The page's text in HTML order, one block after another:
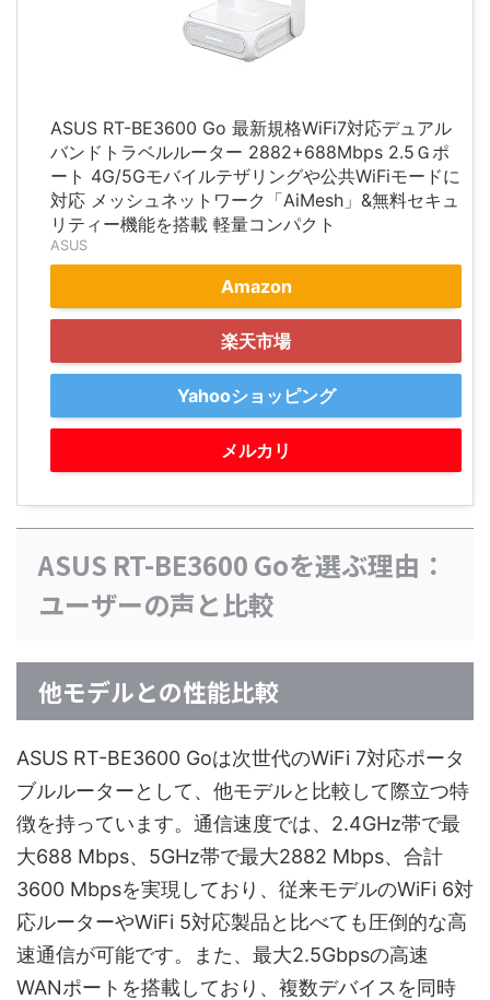
ASUS RT-BE3600 Go 最新規格WiFi7対応デュアル
バンドトラベルルーター 2882+688Mbps 2.5Ｇポ
ート 4G/5Gモバイルテザリングや公共WiFiモードに
対応 メッシュネットワーク「AiMesh」&無料セキュ
リティー機能を搭載 軽量コンパクト
ASUS
Amazon
楽天市場
Yahooショッピング
メルカリ
ASUS RT-BE3600 Goを選ぶ理由：
ユーザーの声と比較
他モデルとの性能比較
ASUS RT-BE3600 Goは次世代のWiFi 7対応ポータ
ブルルーターとして、他モデルと比較して際立つ特
徴を持っています。通信速度では、2.4GHz帯で最
大688 Mbps、5GHz帯で最大2882 Mbps、合計
3600 Mbpsを実現しており、従来モデルのWiFi 6対
応ルーターやWiFi 5対応製品と比べても圧倒的な高
速通信が可能です。また、最大2.5Gbpsの高速
WANポートを搭載しており、複数デバイスを同時